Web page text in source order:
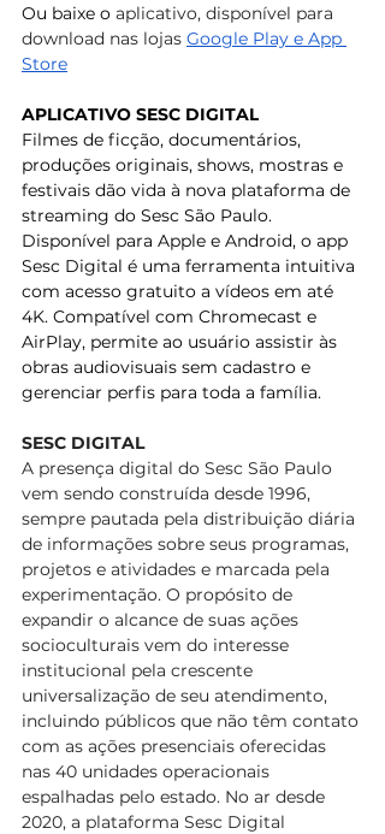
Ou baixe o aplicativo, disponível para
download nas lojas Google Play e App
Store
APLICATIVO SESC DIGITAL
Filmes de ficção, documentários,
produções originais, shows, mostras e
festivais dão vida à nova plataforma de
streaming do Sesc São Paulo.
Disponível para Apple e Android, o app
Sesc Digital é uma ferramenta intuitiva
com acesso gratuito a vídeos em até
4K. Compatível com Chromecast e
AirPlay, permite ao usuário assistir às
obras audiovisuais sem cadastro e
gerenciar perfis para toda a família.
SESC DIGITAL
A presença digital do Sesc São Paulo
vem sendo construída desde 1996,
sempre pautada pela distribuição diária
de informações sobre seus programas,
projetos e atividades e marcada pela
experimentação. O propósito de
expandir o alcance de suas ações
socioculturais vem do interesse
institucional pela crescente
universalização de seu atendimento,
incluindo públicos que não têm contato
com as ações presenciais oferecidas
nas 40 unidades operacionais
espalhadas pelo estado. No ar desde
2020, a plataforma Sesc Digital